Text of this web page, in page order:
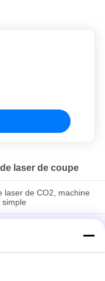
laser de coupe
laser de CO2, machine
pour le plancher de
meubles de
contreplaqué,
par ordinateur